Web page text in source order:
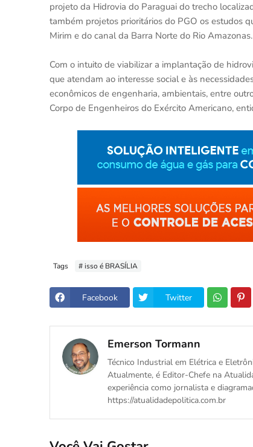
projeto da Hidrovia do Paraguai do trecho
também projetos prioritários do PGO os estudos
Mirim e do canal da Barra Norte do Rio Amazonas.
Com o intuito de viabilizar a implantação de
que atendam ao interesse social e às
econômicos de engenharia, ambientais, entre
Corpo de Engenheiros do Exército Americano,
Tags # isso é BRASÍLIA
Facebook Twitter
Emerson Tormann
Técnico Industrial em Elétrica e
Atualmente, é Editor-Chefe na
experiência como jornalista e
https://atualidadepolitica.com.br